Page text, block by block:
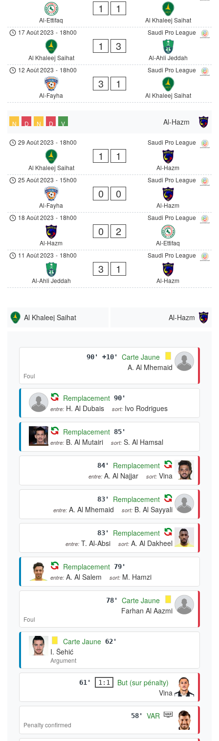
Al-Ettifaq
1 1
Al Khaleej Saihat
Saudi Pro League
17 Août 2023 - 18h00
Al Khaleej Saihat
1 3
Al-Ahli Jeddah
Saudi Pro League
12 Août 2023 - 18h00
Al-Fayha
3 1
Al Khaleej Saihat
Al-Hazm
N D N D V
Saudi Pro League
29 Août 2023 - 18h00
Al Khaleej Saihat
1 1
Al-Hazm
Saudi Pro League
25 Août 2023 - 15h00
Al-Fayha
0 0
Al-Hazm
Saudi Pro League
18 Août 2023 - 18h00
Al-Hazm
0 2
Al-Ettifaq
Saudi Pro League
11 Août 2023 - 18h00
Al-Ahli Jeddah
3 1
Al-Hazm
Al Khaleej Saihat Al-Hazm
90' +10'
Carte Jaune
A. Al Mhemaid
Foul
Remplacement 90'
entre: H. Al Dubais sort: Ivo Rodrigues
Remplacement 85'
entre: B. Al Mutairi sort: S. Al Hamsal
84' Remplacement
entre: A. Al Najjar sort: Vina
83' Remplacement
entre: A. Al Mhemaid sort: B. Al Sayyali
83' Remplacement
entre: T. Al-Absi sort: A. Al Dakheel
Remplacement 79'
entre: A. Al Salem sort: M. Hamzi
78'
Carte Jaune
Farhan Al Aazmi
Foul
Carte Jaune 62'
I. Šehić
Argument
61' 1:1
But (sur pénalty)
Vina
58' VAR
Penalty confirmed